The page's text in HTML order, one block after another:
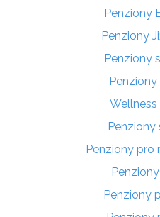
Penziony
Penziony
Penziony
Penziony
Penziony pro
Penziony